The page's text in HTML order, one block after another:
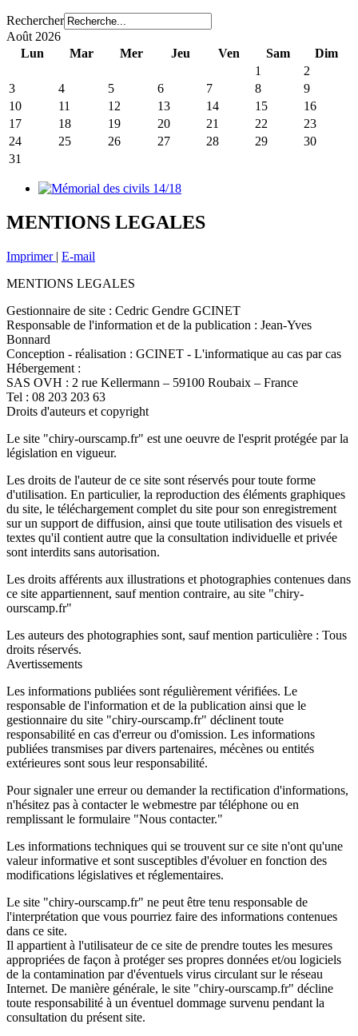
Rechercher
Août 2026
Lun
Mar Mer Jeu Ven Sam
Dim
1
2
3
4 5 6 7 8
9
10
11 12 13 14 15
16
17
18 19 20 21 22
23
24
25 26 27 28 29
30
31
MENTIONS LEGALES
Imprimer | E-mail
MENTIONS LEGALES
Gestionnaire de site : Cedric Gendre GCINET
Responsable de l'information et de la publication : Jean-Yves
Bonnard
Conception - réalisation : GCINET - L'informatique au cas par cas
Hébergement :
SAS OVH : 2 rue Kellermann – 59100 Roubaix – France
Tel : 08 203 203 63
Droits d'auteurs et copyright
Le site "chiry-ourscamp.fr" est une oeuvre de l'esprit protégée par la
législation en vigueur.
Les droits de l'auteur de ce site sont réservés pour toute forme
d'utilisation. En particulier, la reproduction des éléments graphiques
du site, le téléchargement complet du site pour son enregistrement
sur un support de diffusion, ainsi que toute utilisation des visuels et
textes qu'il contient autre que la consultation individuelle et privée
sont interdits sans autorisation.
Les droits afférents aux illustrations et photographies contenues dans
ce site appartiennent, sauf mention contraire, au site "chiry-
ourscamp.fr"
Les auteurs des photographies sont, sauf mention particulière : Tous
droits réservés.
Avertissements
Les informations publiées sont régulièrement vérifiées. Le
responsable de l'information et de la publication ainsi que le
gestionnaire du site "chiry-ourscamp.fr" déclinent toute
responsabilité en cas d'erreur ou d'omission. Les informations
publiées transmises par divers partenaires, mécènes ou entités
extérieures sont sous leur responsabilité.
Pour signaler une erreur ou demander la rectification d'informations,
n'hésitez pas à contacter le webmestre par téléphone ou en
remplissant le formulaire "Nous contacter."
Les informations techniques qui se trouvent sur ce site n'ont qu'une
valeur informative et sont susceptibles d'évoluer en fonction des
modifications législatives et réglementaires.
Le site "chiry-ourscamp.fr" ne peut être tenu responsable de
l'interprétation que vous pourriez faire des informations contenues
dans ce site.
Il appartient à l'utilisateur de ce site de prendre toutes les mesures
appropriées de façon à protéger ses propres données et/ou logiciels
de la contamination par d'éventuels virus circulant sur le réseau
Internet. De manière générale, le site "chiry-ourscamp.fr" décline
toute responsabilité à un éventuel dommage survenu pendant la
consultation du présent site.